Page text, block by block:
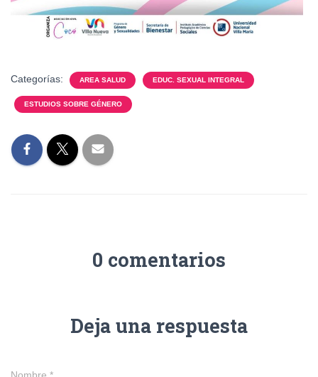
Categorías: AREA SALUD EDUC. SEXUAL INTEGRAL
ESTUDIOS SOBRE GÉNERO
0 comentarios
Deja una respuesta